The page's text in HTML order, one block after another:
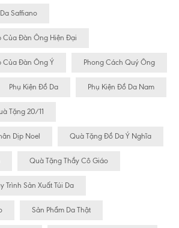
Saffiano
Của Đàn Ông Hiện Đại
Của Đàn Ông Ý Phong Cách Quý Ông
Phụ Kiện Đồ Da Phụ Kiện Đồ Da Nam
Tặng 20/11
Dịp Noel Quà Tặng Đồ Da Ý Nghĩa
Quà Tặng Thầy Cô Giáo
Trình Sản Xuất Túi Da
Sản Phẩm Da Thật